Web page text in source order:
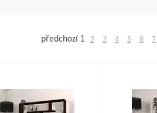
předchozí 1 2 3 4 5 6 7